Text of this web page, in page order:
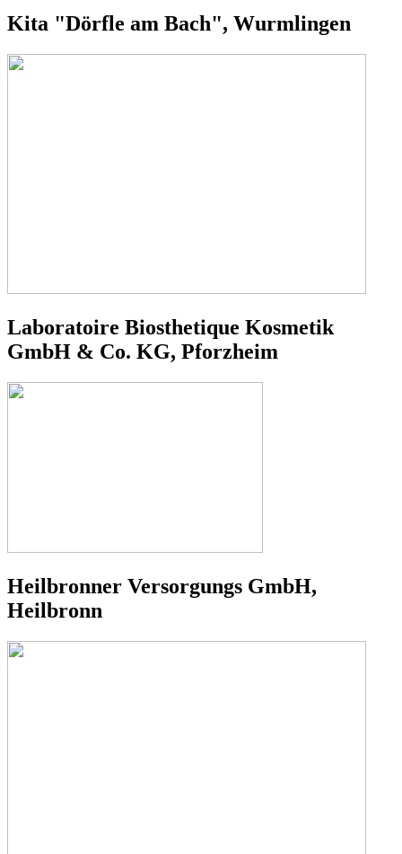
Kita "Dörfle am Bach", Wurmlingen
Laboratoire Biosthetique Kosmetik
GmbH & Co. KG, Pforzheim
Heilbronner Versorgungs GmbH,
Heilbronn